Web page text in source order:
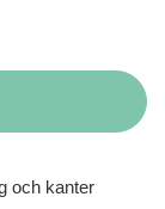
och kanter